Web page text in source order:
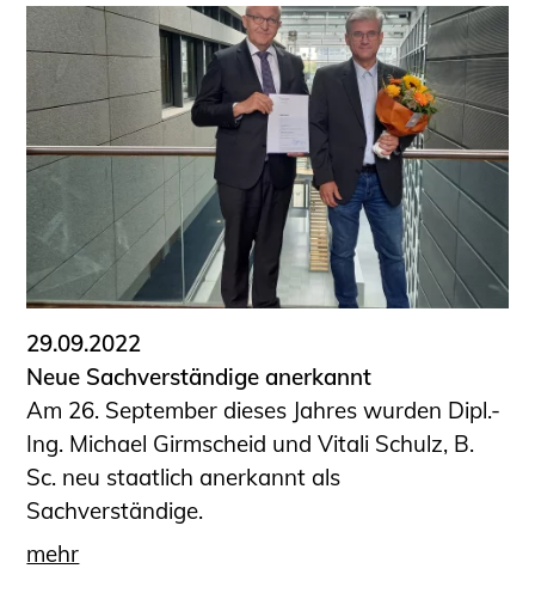
29.09.2022
Neue Sachverständige anerkannt
Am 26. September dieses Jahres wurden Dipl.-
Ing. Michael Girmscheid und Vitali Schulz, B.
Sc. neu staatlich anerkannt als
Sachverständige.
mehr